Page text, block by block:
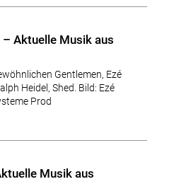
Aktuelle Musik aus
Gentlemen, Ezé
Heidel, Shed. Bild: Ezé
Prod
Musik aus